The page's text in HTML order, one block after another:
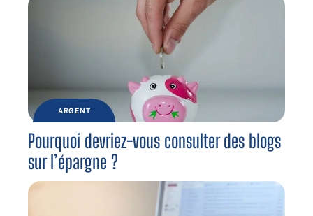
ARGENT
Pourquoi devriez-vous consulter des blogs
sur l’épargne ?